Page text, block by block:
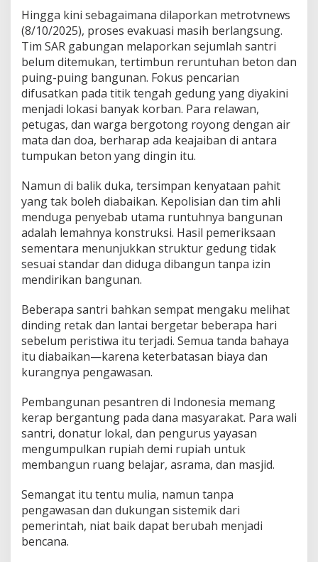
Hingga kini sebagaimana dilaporkan metrotvnews
(8/10/2025), proses evakuasi masih berlangsung.
Tim SAR gabungan melaporkan sejumlah santri
belum ditemukan, tertimbun reruntuhan beton dan
puing-puing bangunan. Fokus pencarian
difusatkan pada titik tengah gedung yang diyakini
menjadi lokasi banyak korban. Para relawan,
petugas, dan warga bergotong royong dengan air
mata dan doa, berharap ada keajaiban di antara
tumpukan beton yang dingin itu.
Namun di balik duka, tersimpan kenyataan pahit
yang tak boleh diabaikan. Kepolisian dan tim ahli
menduga penyebab utama runtuhnya bangunan
adalah lemahnya konstruksi. Hasil pemeriksaan
sementara menunjukkan struktur gedung tidak
sesuai standar dan diduga dibangun tanpa izin
mendirikan bangunan.
Beberapa santri bahkan sempat mengaku melihat
dinding retak dan lantai bergetar beberapa hari
sebelum peristiwa itu terjadi. Semua tanda bahaya
itu diabaikan—karena keterbatasan biaya dan
kurangnya pengawasan.
Pembangunan pesantren di Indonesia memang
kerap bergantung pada dana masyarakat. Para wali
santri, donatur lokal, dan pengurus yayasan
mengumpulkan rupiah demi rupiah untuk
membangun ruang belajar, asrama, dan masjid.
Semangat itu tentu mulia, namun tanpa
pengawasan dan dukungan sistemik dari
pemerintah, niat baik dapat berubah menjadi
bencana.